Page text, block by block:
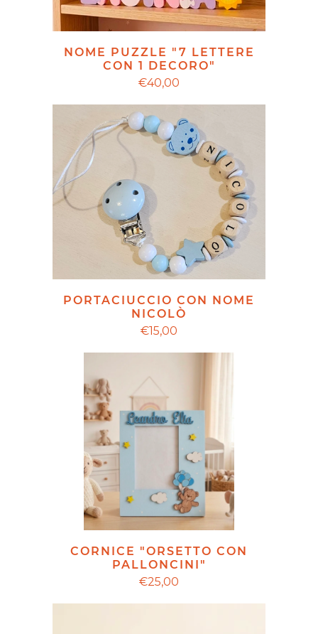
NOME PUZZLE "7 LETTERE
CON 1 DECORO"
€40,00
PORTACIUCCIO CON NOME
NICOLÒ
€15,00
CORNICE "ORSETTO CON
PALLONCINI"
€25,00